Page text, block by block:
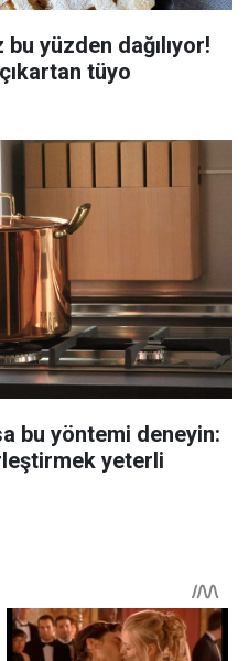
yüzden dağılıyor!
tüyo
bu yöntemi deneyin:
yeterli